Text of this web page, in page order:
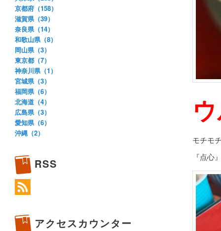
モチモ
『点心
京都府（158）
滋賀県（39）
奈良県（14）
和歌山県（8）
岡山県（3）
東京都（7）
神奈川県（1）
宮城県（3）
福岡県（6）
北海道（4）
広島県（3）
愛知県（6）
沖縄（2）
RSS
アクセスカウンター